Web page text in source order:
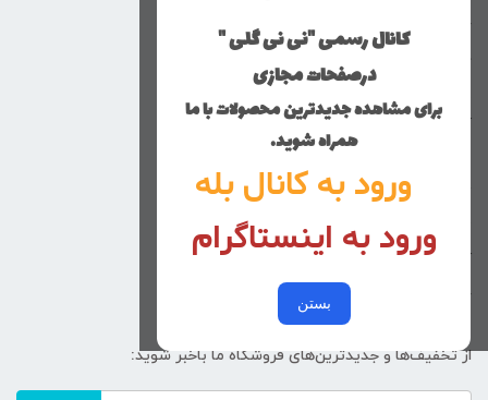
کانال رسمی "نی نی گلی "
درصفحات مجازی
برای مشاهده جدیدترین محصولات با ما
همراه شوید.
ورود به کانال بله
ورود به اینستاگرام
بستن
خانه
کوچولوهای نی نی گلی
تماس با ما
کد پیگیری سفارشات
خرید عمده
از تخفیف‌ها و جدیدترین‌های فروشگاه ما باخبر شوید: